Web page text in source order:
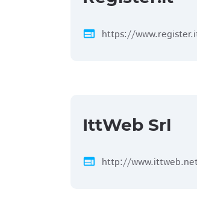
web https://
IttWeb Srl
web http://